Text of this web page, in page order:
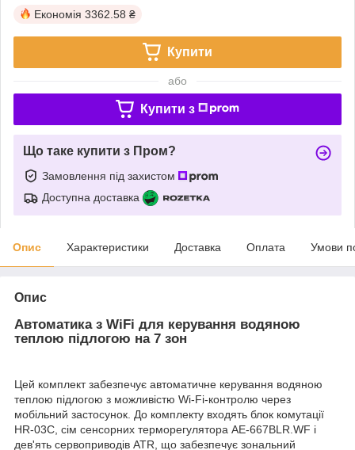
Економія 3362.58 ₴
Купити
або
Купити з
Що таке купити з Пром?
Замовлення під захистом
Доступна доставка
Опис Характеристики Доставка Оплата Умови
Опис
Автоматика з WiFi для керування водяною
теплою підлогою на 7 зон
Цей комплект забезпечує автоматичне керування водяною
теплою підлогою з можливістю Wi-Fi-контролю через
мобільний застосунок. До комплекту входять блок комутації
HR-03C, сім сенсорних терморегулятора AE-667BLR.WF і
дев'ять сервоприводів ATR, що забезпечує зональний